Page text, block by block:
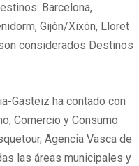
Barcelona,
Gijón/Xixón, Lloret
considerados Destinos
Gasteiz ha contado con
Comercio y Consumo
Agencia Vasca de
las áreas municipales y